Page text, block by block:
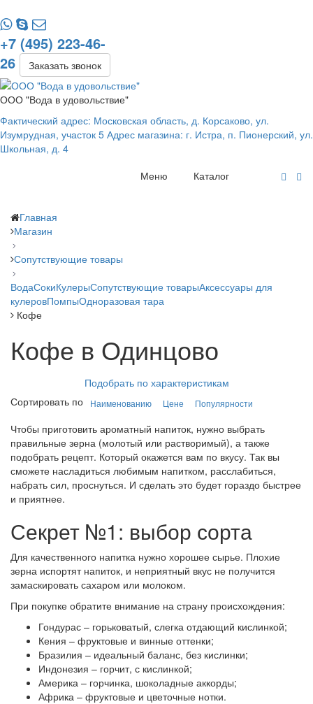
+7 (495) 223-46-
26
Заказать звонок
ООО "Вода в удовольствие"
Фактический адрес: Московская область, д. Корсаково, ул.
Изумрудная, участок 5 Адрес магазина: г. Истра, п. Пионерский, ул.
Школьная, д. 4
Каталог
Меню
Главная
Магазин
Сопутствующие товары
ВодаСокиКулерыСопутствующие товарыАксессуары для
кулеровПомпыОдноразовая тара
Кофе
Кофе в Одинцово
Подобрать по характеристикам
Сортировать по
Наименованию Цене Популярности
Чтобы приготовить ароматный напиток, нужно выбрать
правильные зерна (молотый или растворимый), а также
подобрать рецепт. Который окажется вам по вкусу. Так вы
сможете насладиться любимым напитком, расслабиться,
набрать сил, проснуться. И сделать это будет гораздо быстрее
и приятнее.
Секрет №1: выбор сорта
Для качественного напитка нужно хорошее сырье. Плохие
зерна испортят напиток, и неприятный вкус не получится
замаскировать сахаром или молоком.
При покупке обратите внимание на страну происхождения:
Гондурас – горьковатый, слегка отдающий кислинкой;
Кения – фруктовые и винные оттенки;
Бразилия – идеальный баланс, без кислинки;
Индонезия – горчит, с кислинкой;
Америка – горчинка, шоколадные аккорды;
Африка – фруктовые и цветочные нотки.